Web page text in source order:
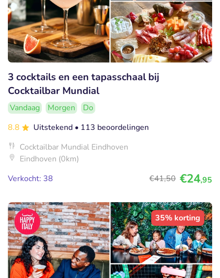
3 cocktails en een tapasschaal bij
Cocktailbar Mundial
Vandaag Morgen
Do
8.8
Uitstekend • 113 beoordelingen
Cocktailbar Mundial Eindhoven
Eindhoven (0km)
Verkocht: 38
€41,50 €24,95
35% korting